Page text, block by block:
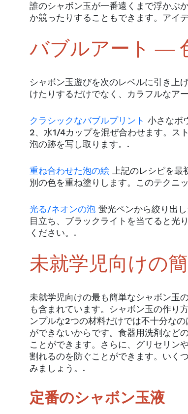
誰のシャボン玉が一番遠くまで浮かぶ
か競ったりすることもできます。アイ
バブルアート ―
シャボン玉遊びを次のレベルに引き上
けたりするだけでなく、カラフルなア
クラシックなバブルプリント 小さなボ
2、水1/4カップを混ぜ合わせます。ス
泡の跡を写し取ります。.
重ね合わせた泡の絵 上記のレシピを最
別の色を重ね塗りします。このテクニ
光る/ネオンの泡 蛍光ペンから絞り出
目立ち、ブラックライトを当てると光
ください。.
未就学児向けの
未就学児向けの最も簡単なシャボン玉
も含まれています。シャボン玉の作り
ンプルな2つの材料だけでは不十分な
ができないからです。食器用洗剤など
ことができます。さらに、グリセリン
割れるのを防ぐことができます。いく
みましょう。.
定番のシャボン玉液